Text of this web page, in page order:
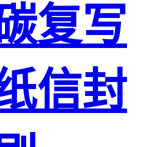
复写
信封